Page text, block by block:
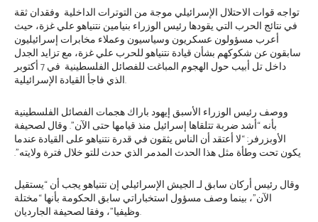
تواجه قوات الاحتلال الإسرائيلي موجة من التوترات الداخلية وفقدان ثقة
في نتائج الحرب التي يقودها رئيس الوزراء بنيامين نتنياهو علي غزة، حيث
أعرب ‏مسؤولون عسكريون وسياسيون وعملاء مخابرات إسرائيليون
سابقون عن شكوكهم بشأن قيادة ‏نتنياهو للحرب علي غزة، مع تزايد الجدل
داخل تل أبيب حول الهجوم المباغت للفصائل الفلسطينية في 7 ‏أكتوبر
الذي فاجأ القيادة‏ الإسرائيلية.
ووصف رئيس الوزراء الأسبق إيهود باراك هجمات الفصائل الفلسطينية
بأنه “أشد ضربة تتلقاها إسرائيل منذ ‏قيامها حتى الآن”. وقال لصحيفة
الأوبزرفر: “لا أعتقد أن الناس يثقون في قدرة نتنياهو على ‏القيادة عندما
يكون تحت وطأة مثل هذا الحدث المدمر الذي حدث للتو خلال فترة ولايته”.‏
وقال رئيس أركان سابق لـ الجيش الإسرائيلي إن نتنياهو يجب أن “يستقيل
الآن”، بينما وصف ‏مسؤول استخباراتي سابق الحكومة بأنها “مختلة
وظيفيا”، وفقا لصحيفة الجارديان.